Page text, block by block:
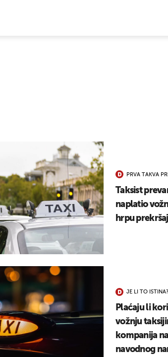
PRVA TAKVA
Taksist
naplatio
hrpu
JE LI TO ISTINA?
Plaćaju li
vožnju
kompanija
navodnog